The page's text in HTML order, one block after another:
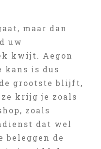
maar dan
uw
kwijt. Aegon
kans is dus
grootste blijft,
krijg je zoals
zoals
dat wel
beleggen de